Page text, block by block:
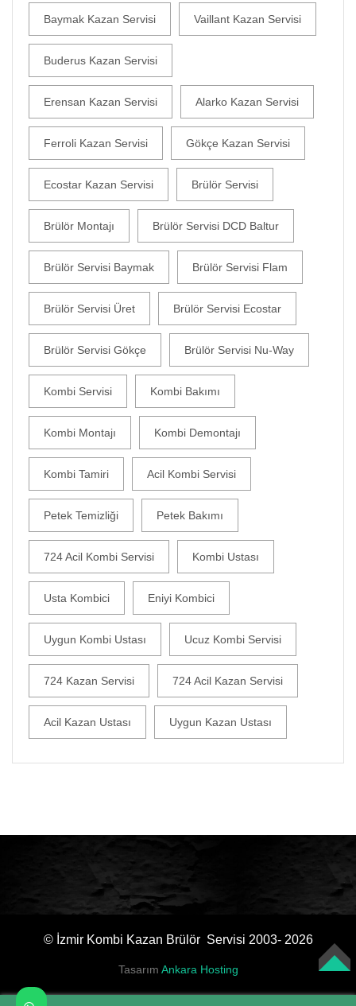
Baymak Kazan Servisi Vaillant Kazan Servisi
Buderus Kazan Servisi
Erensan Kazan Servisi Alarko Kazan Servisi
Ferroli Kazan Servisi Gökçe Kazan Servisi
Ecostar Kazan Servisi Brülör Servisi
Brülör Montajı Brülör Servisi DCD Baltur
Brülör Servisi Baymak Brülör Servisi Flam
Brülör Servisi Üret Brülör Servisi Ecostar
Brülör Servisi Gökçe Brülör Servisi Nu-Way
Kombi Servisi Kombi Bakımı
Kombi Montajı Kombi Demontajı
Kombi Tamiri Acil Kombi Servisi
Petek Temizliği Petek Bakımı
724 Acil Kombi Servisi Kombi Ustası
Usta Kombici Eniyi Kombici
Uygun Kombi Ustası Ucuz Kombi Servisi
724 Kazan Servisi 724 Acil Kazan Servisi
Acil Kazan Ustası Uygun Kazan Ustası
© İzmir Kombi Kazan Brülör Servisi 2003- 2026
Tasarım Ankara Hosting TOP